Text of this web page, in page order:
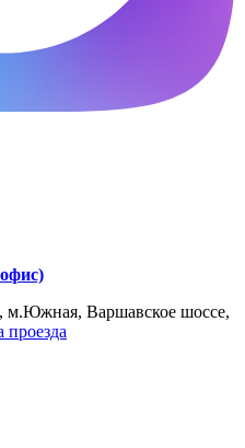
м.Южная, Варшавское шоссе,
проезда